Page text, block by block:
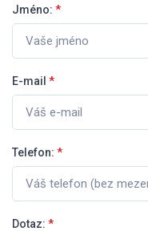
Jméno: *
E-mail *
Telefon: *
Dotaz: *